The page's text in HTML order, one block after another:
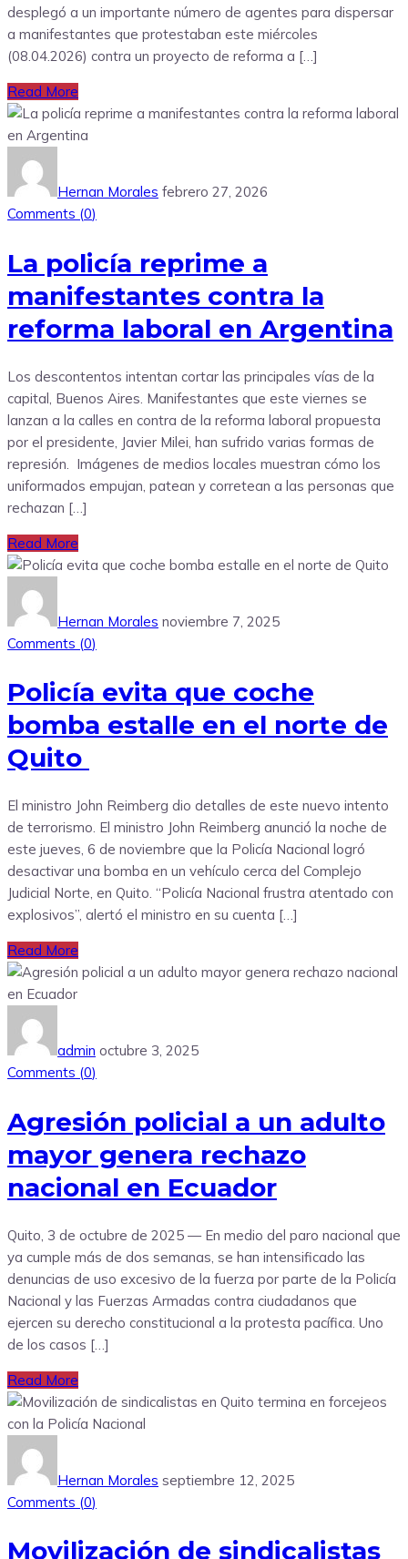
desplegó a un importante número de agentes para dispersar
a manifestantes que protestaban este miércoles
(08.04.2026) contra un proyecto de reforma a […]
Read More
Hernan Morales febrero 27, 2026
Comments (0)
La policía reprime a
manifestantes contra la
reforma laboral en Argentina
Los descontentos intentan cortar las principales vías de la
capital, Buenos Aires. Manifestantes que este viernes se
lanzan a la calles en contra de la reforma laboral propuesta
por el presidente, Javier Milei, han sufrido varias formas de
represión. Imágenes de medios locales muestran cómo los
uniformados empujan, patean y corretean a las personas que
rechazan […]
Read More
Hernan Morales noviembre 7, 2025
Comments (0)
Policía evita que coche
bomba estalle en el norte de
Quito
El ministro John Reimberg dio detalles de este nuevo intento
de terrorismo. El ministro John Reimberg anunció la noche de
este jueves, 6 de noviembre que la Policía Nacional logró
desactivar una bomba en un vehículo cerca del Complejo
Judicial Norte, en Quito. “Policía Nacional frustra atentado con
explosivos”, alertó el ministro en su cuenta […]
Read More
admin octubre 3, 2025
Comments (0)
Agresión policial a un adulto
mayor genera rechazo
nacional en Ecuador
Quito, 3 de octubre de 2025 — En medio del paro nacional que
ya cumple más de dos semanas, se han intensificado las
denuncias de uso excesivo de la fuerza por parte de la Policía
Nacional y las Fuerzas Armadas contra ciudadanos que
ejercen su derecho constitucional a la protesta pacífica. Uno
de los casos […]
Read More
Hernan Morales septiembre 12, 2025
Comments (0)
Movilización de sindicalistas